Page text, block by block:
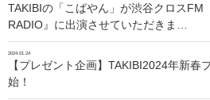
TAKIBIの「こばやん」が渋谷クロスFM
RADIO』に出演させていただきま…
2024.01.24
【プレゼント企画】TAKIBI2024年新春
始！